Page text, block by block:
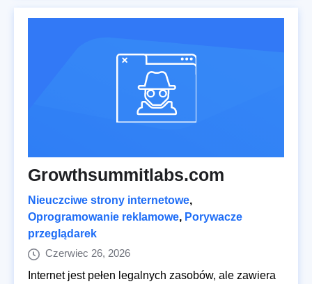
Growthsummitlabs.com
Nieuczciwe strony internetowe,
Oprogramowanie reklamowe, Porywacze
przeglądarek
Czerwiec 26, 2026
Internet jest pełen legalnych zasobów, ale zawiera